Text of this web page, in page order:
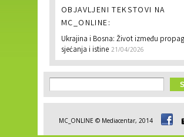
OBJAVLJENI TEKSTOVI NA
MC_ONLINE:
Ukrajina i Bosna: Život između
sjećanja i istine 21/04/2026
Search form
Search
MC_ONLINE © Mediacentar, 2014